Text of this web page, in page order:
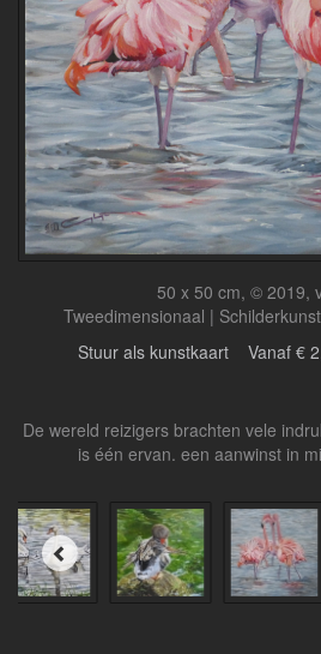
50 x 50 cm, © 2019,
Tweedimensionaal |
Stuur als kunstkaart Vanaf €
De wereld reizigers brachten vele
is één ervan. een aanwinst in